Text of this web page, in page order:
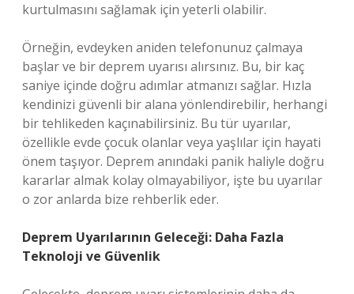
kurtulmasını sağlamak için yeterli olabilir.
Örneğin, evdeyken aniden telefonunuz çalmaya
başlar ve bir deprem uyarısı alırsınız. Bu, bir kaç
saniye içinde doğru adımlar atmanızı sağlar. Hızla
kendinizi güvenli bir alana yönlendirebilir, herhangi
bir tehlikeden kaçınabilirsiniz. Bu tür uyarılar,
özellikle evde çocuk olanlar veya yaşlılar için hayati
önem taşıyor. Deprem anındaki panik haliyle doğru
kararlar almak kolay olmayabiliyor, işte bu uyarılar
o zor anlarda bize rehberlik eder.
Deprem Uyarılarının Geleceği: Daha Fazla
Teknoloji ve Güvenlik